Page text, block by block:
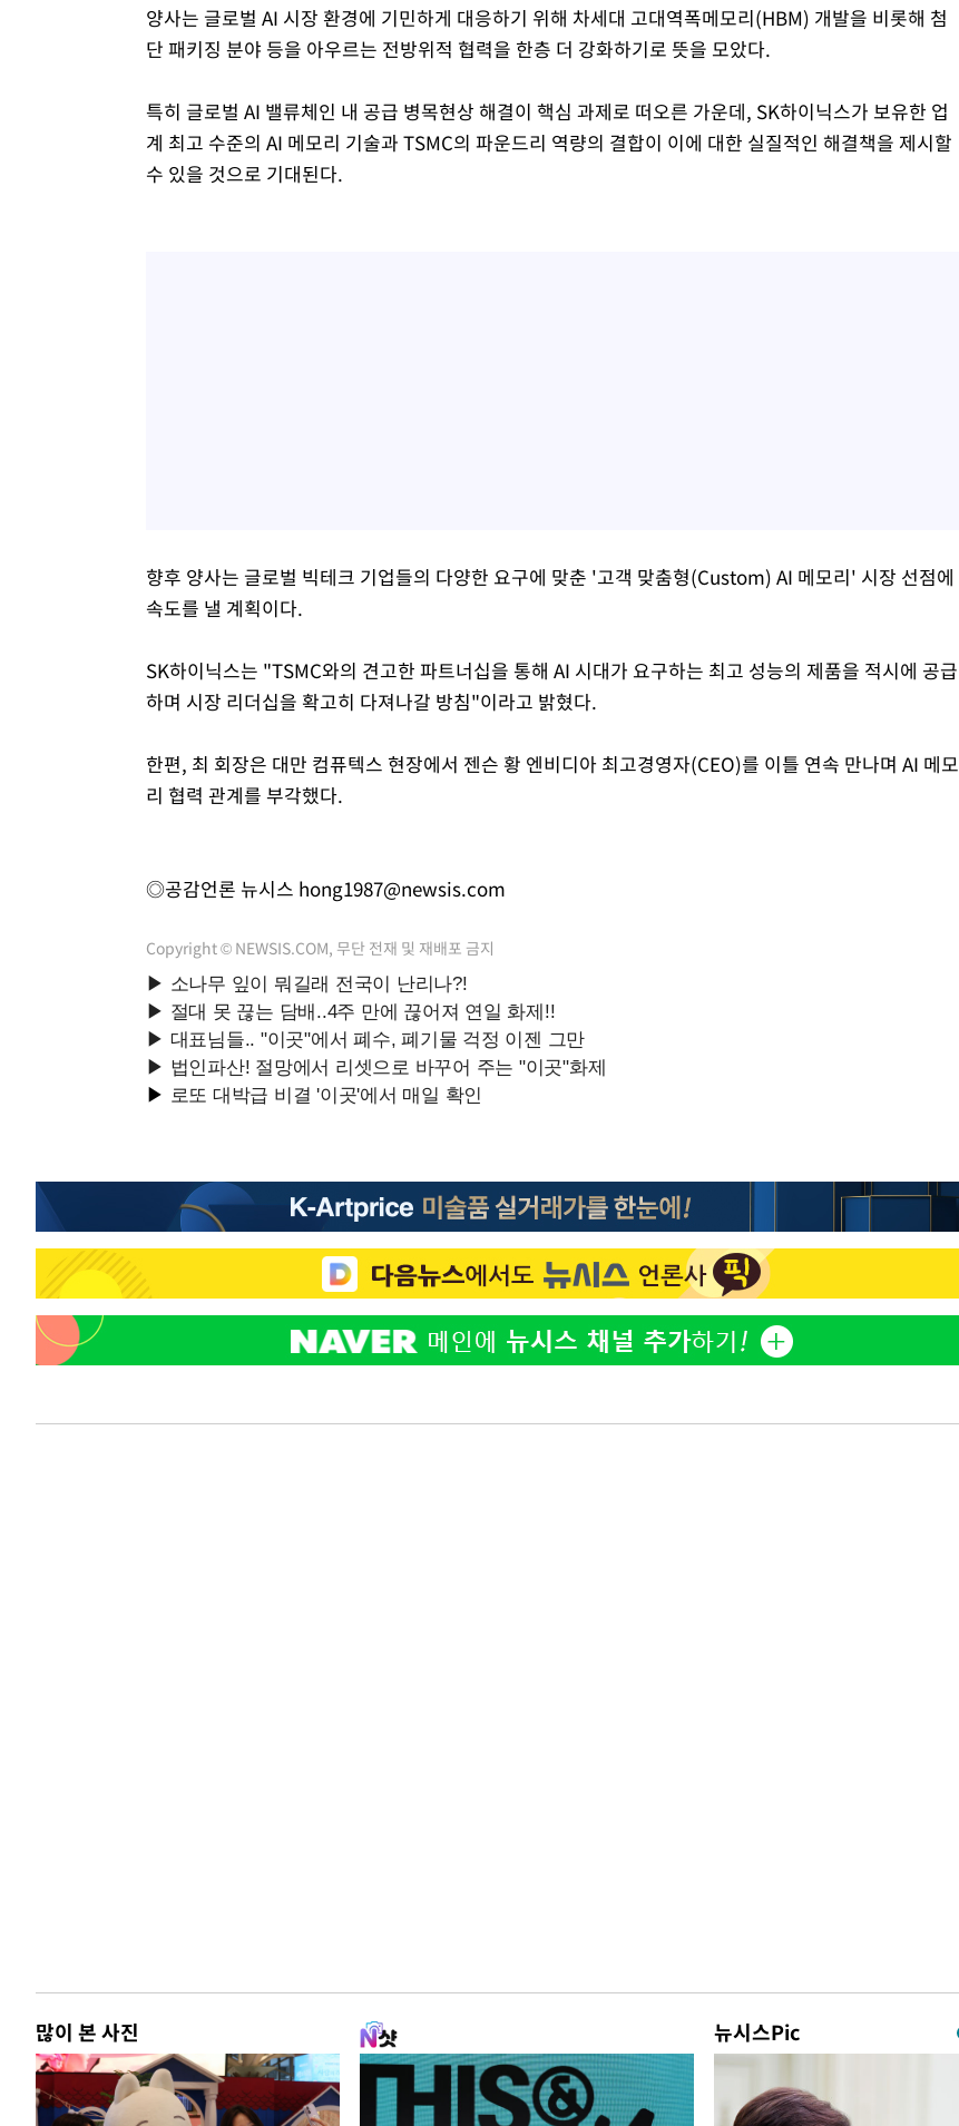
양사는 글로벌 AI 시장 환경에 기민하게 대응하기 위해 차세대 고대역폭메모리(HBM) 개발을 비롯해 첨
단 패키징 분야 등을 아우르는 전방위적 협력을 한층 더 강화하기로 뜻을 모았다.
특히 글로벌 AI 밸류체인 내 공급 병목현상 해결이 핵심 과제로 떠오른 가운데, SK하이닉스가 보유한 업
계 최고 수준의 AI 메모리 기술과 TSMC의 파운드리 역량의 결합이 이에 대한 실질적인 해결책을 제시할
수 있을 것으로 기대된다.
향후 양사는 글로벌 빅테크 기업들의 다양한 요구에 맞춘 '고객 맞춤형(Custom) AI 메모리' 시장 선점에
속도를 낼 계획이다.
SK하이닉스는 "TSMC와의 견고한 파트너십을 통해 AI 시대가 요구하는 최고 성능의 제품을 적시에 공급
하며 시장 리더십을 확고히 다져나갈 방침"이라고 밝혔다.
한편, 최 회장은 대만 컴퓨텍스 현장에서 젠슨 황 엔비디아 최고경영자(CEO)를 이틀 연속 만나며 AI 메모
리 협력 관계를 부각했다.
◎공감언론 뉴시스 hong1987@newsis.com
Copyright © NEWSIS.COM, 무단 전재 및 재배포 금지
많이 본 사진 뉴시스Pic